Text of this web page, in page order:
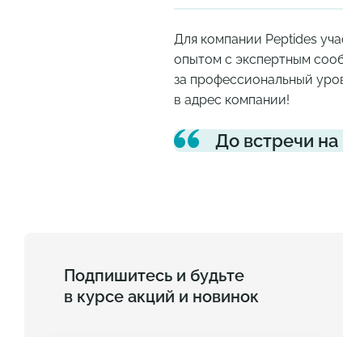
Для компании Peptides
опытом с экспертным
за профессиональный
в адрес компании!
До встречи
Подпишитесь и будьте
в курсе акций и новинок